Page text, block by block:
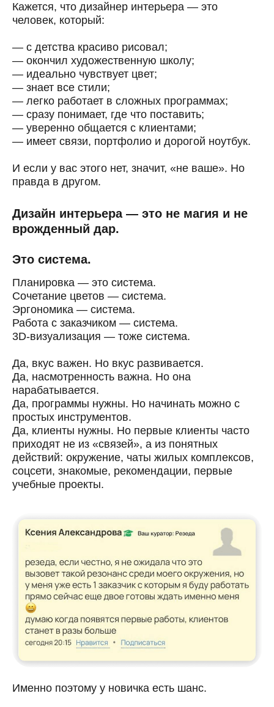
Кажется, что дизайнер интерьера — это
человек, который:
— с детства красиво рисовал;
— окончил художественную школу;
— идеально чувствует цвет;
— знает все стили;
— легко работает в сложных программах;
— сразу понимает, где что поставить;
— уверенно общается с клиентами;
— имеет связи, портфолио и дорогой ноутбук.
И если у вас этого нет, значит, «не ваше». Но
правда в другом.
Дизайн интерьера — это не магия и не
врожденный дар.
Это система.
Планировка — это система.
Сочетание цветов — система.
Эргономика — система.
Работа с заказчиком — система.
3D-визуализация — тоже система.
Да, вкус важен. Но вкус развивается.
Да, насмотренность важна. Но она
нарабатывается.
Да, программы нужны. Но начинать можно с
простых инструментов.
Да, клиенты нужны. Но первые клиенты часто
приходят не из «связей», а из понятных
действий: окружение, чаты жилых комплексов,
соцсети, знакомые, рекомендации, первые
учебные проекты.
Именно поэтому у новичка есть шанс.